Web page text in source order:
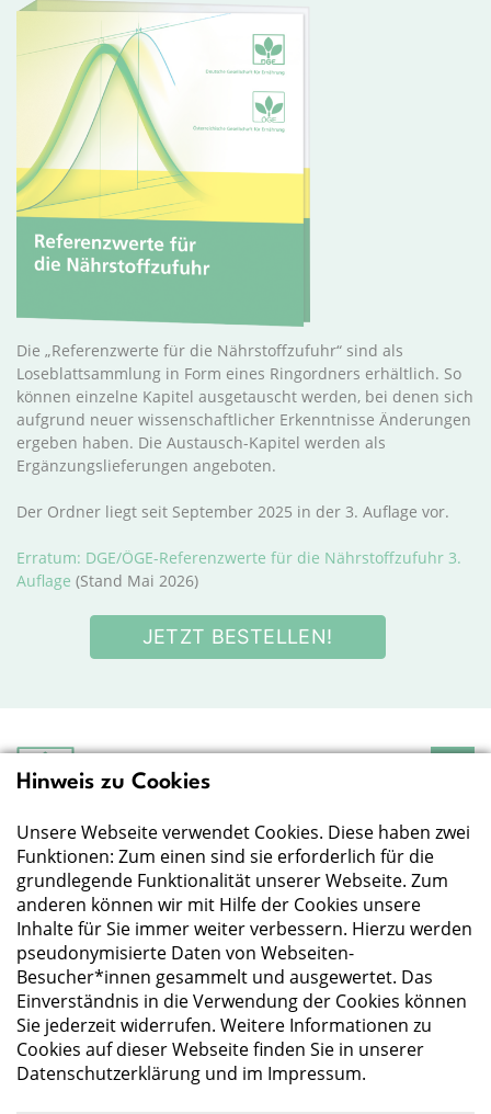
Die „Referenzwerte für die Nährstoffzufuhr“ sind als
Loseblattsammlung in Form eines Ringordners erhältlich. So
können einzelne Kapitel ausgetauscht werden, bei denen sich
aufgrund neuer wissenschaftlicher Erkenntnisse Änderungen
ergeben haben. Die Austausch-Kapitel werden als
Ergänzungslieferungen angeboten.
Der Ordner liegt seit September 2025 in der 3. Auflage vor.
Erratum: DGE/ÖGE-Referenzwerte für die Nährstoffzufuhr 3.
Auflage (Stand Mai 2026)
JETZT BESTELLEN!
Deutsche Gesellschaft
Der Wissenschaft verpflichtet - Ihre Partnerin für
Essen und Trinken
Deutsche Gesellschaft für Ernährung e. V.
Godesberger Allee 136
53175 Bonn
Tel:+49 228 3776-600
Fax:+49 228 3776-800
E-Mail:webmaster@dge.de
Hinweis zu Cookies
Unsere Webseite verwendet Cookies. Diese haben zwei
Funktionen: Zum einen sind sie erforderlich für die
grundlegende Funktionalität unserer Webseite. Zum
anderen können wir mit Hilfe der Cookies unsere
Inhalte für Sie immer weiter verbessern. Hierzu werden
pseudonymisierte Daten von Webseiten-
Besucher*innen gesammelt und ausgewertet. Das
Einverständnis in die Verwendung der Cookies können
Sie jederzeit widerrufen. Weitere Informationen zu
Cookies auf dieser Webseite finden Sie in unserer
Datenschutzerklärung und im Impressum.